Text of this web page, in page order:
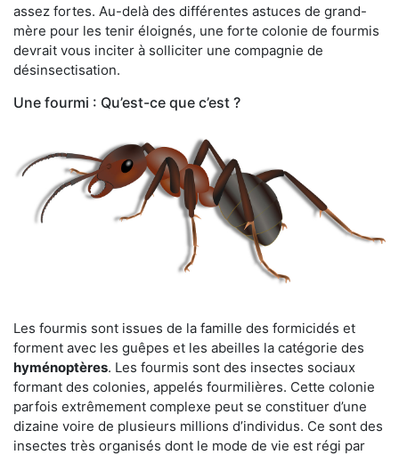
assez fortes. Au-delà des différentes astuces de grand-
mère pour les tenir éloignés, une forte colonie de fourmis
devrait vous inciter à solliciter une compagnie de
désinsectisation.
Une fourmi : Qu’est-ce que c’est ?
Les fourmis sont issues de la famille des formicidés et
forment avec les guêpes et les abeilles la catégorie des
hyménoptères. Les fourmis sont des insectes sociaux
formant des colonies, appelés fourmilières. Cette colonie
parfois extrêmement complexe peut se constituer d’une
dizaine voire de plusieurs millions d’individus. Ce sont des
insectes très organisés dont le mode de vie est régi par